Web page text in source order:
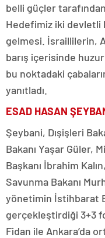
belli güçler
Hedefimiz iki devletli
gelmesi. İsraillilerin,
barış içerisinde
bu noktadaki
yanıtladı.
ESAD HASAN
Şeybani, Dışişleri
Bakanı Yaşar Güler,
Başkanı İbrahim
Savunma Bakanı
yönetimin İstihbarat
gerçekleştirdiği 3+3
Fidan ile Ankara’da